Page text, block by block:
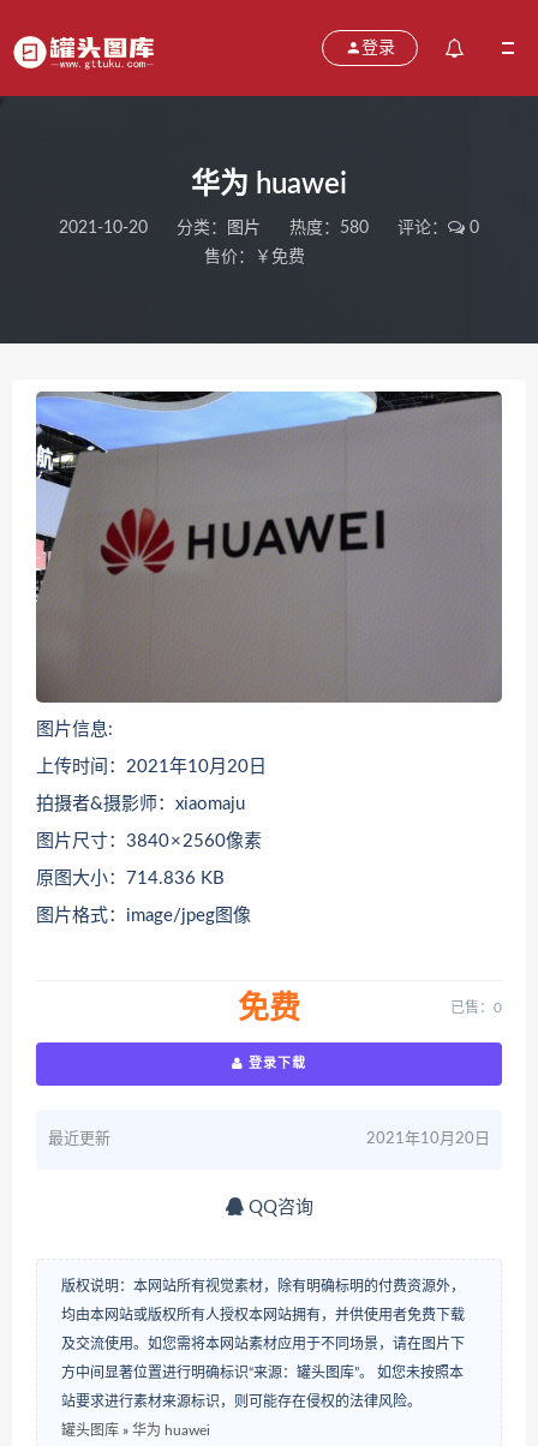
登录
华为 huawei
2021-10-20 分类： 图片 热度：580 评论：
0
售价：￥免费
图片信息:
上传时间：2021年10月20日
拍摄者&摄影师：xiaomaju
图片尺寸：3840 × 2560像素
原图大小：714.836 KB
图片格式：image/jpeg图像
免费 已售：0
登录下载
最近更新 2021年10月20日
QQ咨询
版权说明：本网站所有视觉素材，除有明确标明的付费资源外，
均由本网站或版权所有人授权本网站拥有，并供使用者免费下载
及交流使用。如您需将本网站素材应用于不同场景，请在图片下
方中间显著位置进行明确标识“来源：罐头图库”。 如您未按照本
站要求进行素材来源标识，则可能存在侵权的法律风险。
罐头图库 » 华为 huawei